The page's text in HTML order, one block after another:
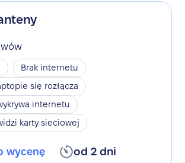
Brak internetu
się rozłącza
internetu
karty sieciowej
wycenę od 2 dni